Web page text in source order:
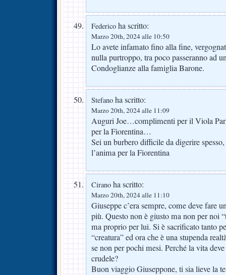
Federico ha scritto:
Marzo 20th, 2024 alle 10:50
Lo avete infamato fino alla fine,
nulla purtroppo, tra poco passeranno ad
Condoglianze alla famiglia Barone.
Stefano ha scritto:
Marzo 20th, 2024 alle 11:09
Auguri Joe…complimenti per il Viola
per la Fiorentina…
Sei un burbero difficile da digerire
l’anima per la Fiorentina
Cirano ha scritto:
Marzo 20th, 2024 alle 11:10
Giuseppe c’era sempre, come deve fare
più. Questo non è giusto ma non per noi
ma proprio per lui. Si è sacrificato tanto
“creatura” ed ora che è una stupenda
se non per pochi mesi. Perché la vita deve
crudele?
Buon viaggio Giuseppone, ti sia lieve la